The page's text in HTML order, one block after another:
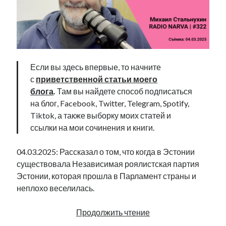
Если вы здесь впервые, то начните
с приветственной статьи моего
блога Там вы найдете способ подписаться
на блог, Facebook, Twitter, Telegram, Spotify,
Tiktok, а также выборку моих статей и
ссылки на мои сочинения и книги.
04.03.2025: Рассказал о том, что когда в Эстонии
существовала Независимая роялистская партия
Эстонии, которая прошла в Парламент страны и
неплохо веселилась.
Продолжить чтениеНезависимая